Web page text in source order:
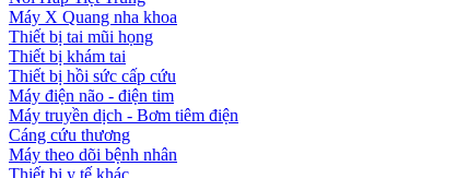
Máy X Quang nha khoa
Thiết bị tai mũi họng
Thiết bị khám tai
Thiết bị hồi sức cấp cứu
Máy điện não - điện tim
Máy truyền dịch - Bơm tiêm điện
Cáng cứu thương
Máy theo dõi bệnh nhân
Thiết bị y tế khác